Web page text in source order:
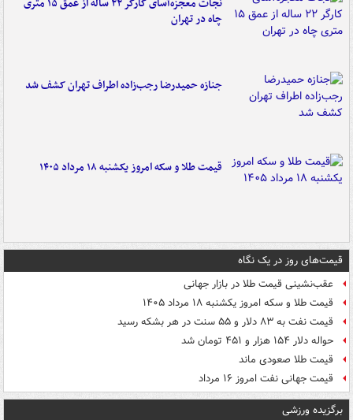
چاه در تهران
جنازه حمیدرضا رجب‌زاده اطراف تهران کشف شد
قیمت طلا و سکه امروز یکشنبه ۱۸ مرداد ۱۴۰۵
قیمت‌های روز در یک نگاه
عقب‌نشینی قیمت طلا در بازار جهانی
قیمت طلا و سکه امروز یکشنبه ۱۸ مرداد ۱۴۰۵
قیمت نفت به ۸۳ دلار و ۵۵ سنت در هر بشکه رسید
حواله دلار ۱۵۴ هزار و ۴۵۱ تومان شد
قیمت طلا صعودی ماند
قیمت جهانی نفت امروز ۱۶ مرداد
برگزیده ورزشی